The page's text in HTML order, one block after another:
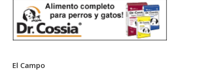
El Campo